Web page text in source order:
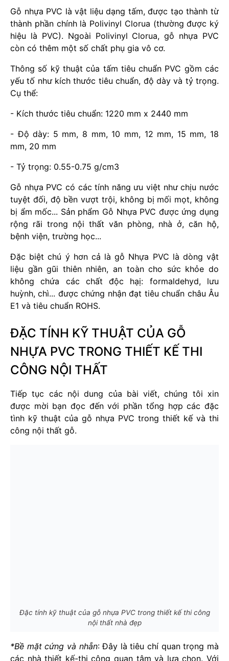
Gỗ nhựa PVC là vật liệu dạng tấm, được tạo thành từ
thành phần chính là Polivinyl Clorua (thường được ký
hiệu là PVC). Ngoài Polivinyl Clorua, gỗ nhựa PVC
còn có thêm một số chất phụ gia vô cơ.
Thông số kỹ thuật của tấm tiêu chuẩn PVC gồm các
yếu tố như kích thước tiêu chuẩn, độ dày và tỷ trọng.
Cụ thể:
- Kích thước tiêu chuẩn: 1220 mm x 2440 mm
- Độ dày: 5 mm, 8 mm, 10 mm, 12 mm, 15 mm, 18
mm, 20 mm
- Tỷ trọng: 0.55-0.75 g/cm3
Gỗ nhựa PVC có các tính năng ưu việt như chịu nước
tuyệt đối, độ bền vượt trội, không bị mối mọt, không
bị ẩm mốc... Sản phẩm Gỗ Nhựa PVC được ứng dụng
rộng rãi trong nội thất văn phòng, nhà ở, căn hộ,
bệnh viện, trường học...
Đặc biệt chú ý hơn cả là gỗ Nhựa PVC là dòng vật
liệu gần gũi thiên nhiên, an toàn cho sức khỏe do
không chứa các chất độc hạị: formaldehyd, lưu
huỳnh, chì... được chứng nhận đạt tiêu chuẩn châu Âu
E1 và tiêu chuẩn ROHS.
ĐẶC TÍNH KỸ THUẬT CỦA GỖ
NHỰA PVC TRONG THIẾT KẾ THI
CÔNG NỘI THẤT
Tiếp tục các nội dung của bài viết, chúng tôi xin
được mời bạn đọc đến với phần tổng hợp các đặc
tình kỹ thuật của gỗ nhựa PVC trong thiết kế và thi
công nội thất gỗ.
Đặc tính kỹ thuật của gỗ nhựa PVC trong thiết kế thi công
nội thất nhà đẹp
*Bề mặt cứng và nhẵn: Đây là tiêu chí quan trọng mà
các nhà thiết kế-thi công quan tâm và lựa chọn. Với